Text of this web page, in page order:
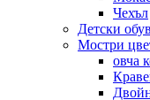
Чехъл
Детски
Мостри
овча